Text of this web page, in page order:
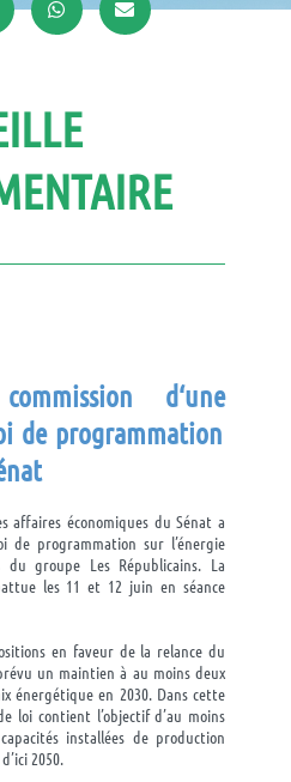
d‘une
de programmation
affaires économiques du Sénat a
de programmation sur l’énergie
groupe Les Républicains. La
les 11 et 12 juin en séance
en faveur de la relance du
un maintien à au moins deux
énergétique en 2030. Dans cette
loi contient l’objectif d’au moins
installées de production
2050.